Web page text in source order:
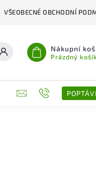
VŠEOBECNÉ OBCHODNÍ
Nákupní
Prázdný košík
KONTAKTY